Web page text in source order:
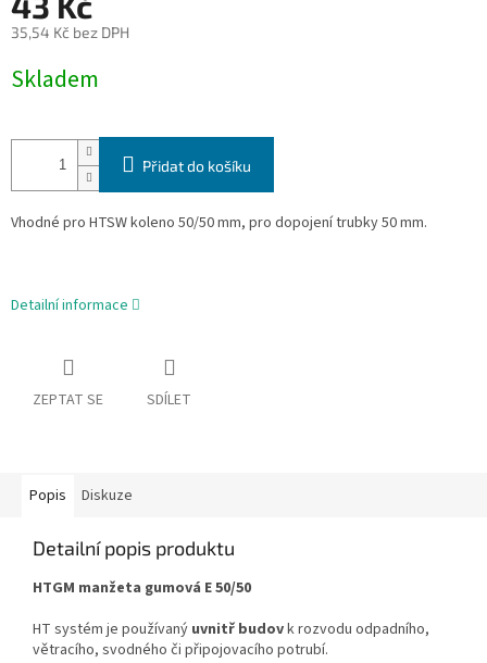
35,54 Kč bez DPH
cena:
Skladem
Přidat do košíku
Vhodné pro HTSW koleno 50/50 mm, pro dopojení trubky 50 mm.
Detailní informace
ZEPTAT SE SDÍLET
Popis Diskuze
Detailní popis produktu
HTGM manžeta gumová E 50/50
HT systém je používaný uvnitř budovk rozvodu odpadního,
větracího, svodného či připojovacího potrubí.